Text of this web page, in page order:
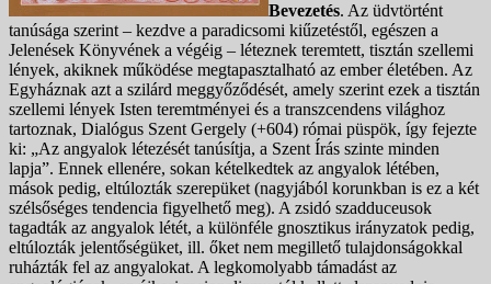
Bevezetés. Az üdvtörtént
tanúsága szerint – kezdve a paradicsomi kiűzetéstől, egészen a
Jelenések Könyvének a végéig – léteznek teremtett, tisztán szellemi
lények, akiknek működése megtapasztalható az ember életében. Az
Egyháznak azt a szilárd meggyőződését, amely szerint ezek a tisztán
szellemi lények Isten teremtményei és a transzcendens világhoz
tartoznak, Dialógus Szent Gergely (+604) római püspök, így fejezte
ki: „Az angyalok létezését tanúsítja, a Szent Írás szinte minden
lapja”. Ennek ellenére, sokan kételkedtek az angyalok létében,
mások pedig, eltúlozták szerepüket (nagyjából korunkban is ez a két
szélsőséges tendencia figyelhető meg). A zsidó szadduceusok
tagadták az angyalok létét, a különféle gnosztikus irányzatok pedig,
eltúlozták jelentőségüket, ill. őket nem megillető tulajdonságokkal
ruházták fel az angyalokat. A legkomolyabb támadást az